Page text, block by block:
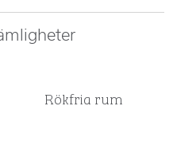
Rökfria rum